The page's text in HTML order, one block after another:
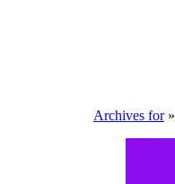
Archives for»